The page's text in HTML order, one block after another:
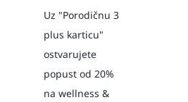
Uz "Porodičnu 3
plus karticu"
ostvarujete
popust od 20%
na wellness &